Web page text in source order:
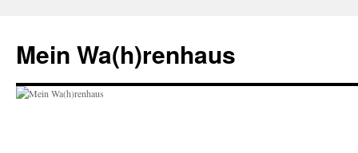
springen
Mein Wa(h)renhaus